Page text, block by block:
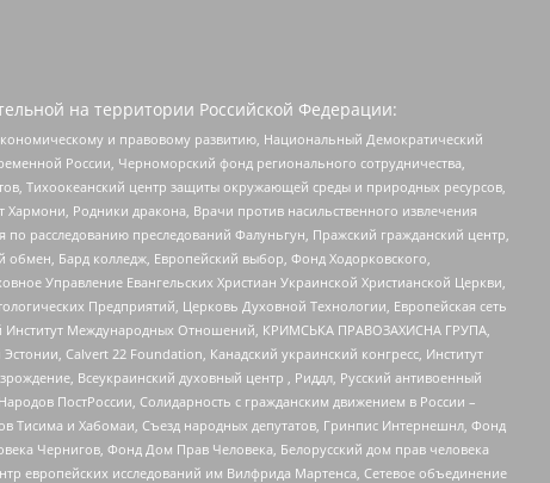
на территории Российской Федерации:
и правовому развитию, Национальный Демократический
России, Черноморский фонд регионального сотрудничества,
Тихоокеанский центр защиты окружающей среды и природных ресурсов,
Родники дракона, Врачи против насильственного извлечения
расследованию преследований Фалуньгун, Пражский гражданский центр,
Бард колледж, Европейский выбор, Фонд Ходорковского,
Управление Евангельских Христиан Украинской Христианской Церкви,
Предприятий, Церковь Духовной Технологии, Европейская сеть
Институт Международных Отношений, КРИМСЬКА ПРАВОЗАХИСНА ГРУПА,
Calvert 22 Foundation, Канадский украинский конгресс, Институт
Всеукраинский духовный центр , Риддл, Русский антивоенный
ПостРоссии, Солидарность с гражданским движением в России –
Тисима и Хабомаи, Съезд народных депутатов, Гринпис Интернешнл, Фонд
Чернигов, Фонд Дом Прав Человека, Белорусский дом прав человека
европейских исследований им Вилфрида Мартенса, Сетевое объединение